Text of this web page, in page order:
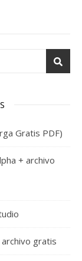
Gratis PDF)
+ archivo
gratis